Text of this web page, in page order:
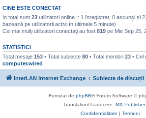
CINE ESTE CONECTAT
In total sunt 23 utilizatori online :: 1 înregistrat, 0 ascunși și
bazează pe utilizatorii activi în ultimele 5 minute)
Cei mai mulţi utilizatori conectaţi au fost 819 pe Mie Sep 25,
STATISTICI
Total mesaje 153 • Total subiecte 80 • Total membri 23 • Cel
computer.wired
InterLAN Internet Exchange Subiecte de discuții
Furnizat de phpBB® Forum Software ©
Translation/Traducere: MX-
Confidențialitate | Termeni